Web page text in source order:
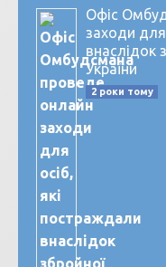
Офіс
заходи для
внаслідок
України
2 роки тому